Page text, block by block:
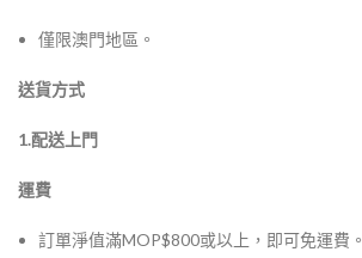
僅限澳門地區。
送貨方式
1.配送上門
運費
訂單淨值滿MOP$800或以上，即可免運費。